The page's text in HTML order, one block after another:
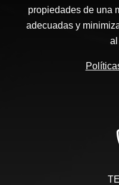
propiedades de una
adecuadas y
al